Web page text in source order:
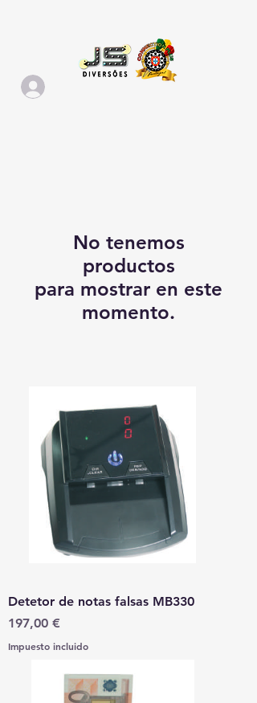
No tenemos
productos
para mostrar en este
momento.
Detetor de notas falsas MB330
Precio
197,00 €
Impuesto incluido